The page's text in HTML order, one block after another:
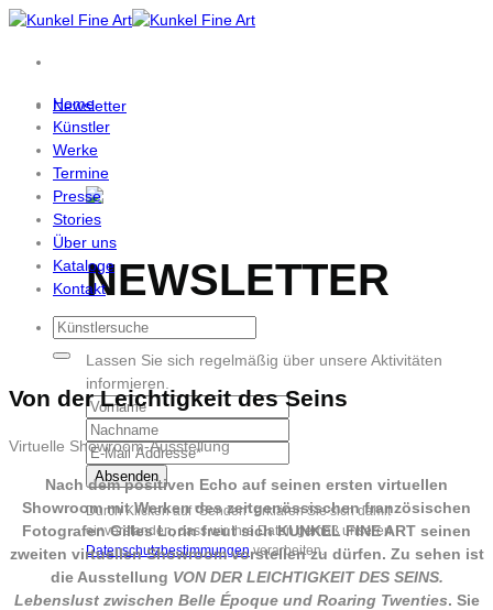
Zum
springen
Newsletter
NEWSLETTER
Lassen Sie sich regelmäßig über unsere Aktivitäten
informieren.
Durch Klicken auf "Senden" erklären Sie sich damit
einverstanden, dass wir Ihre Daten gemäß unseren
Datenschutzbestimmungenverarbeiten.
Home
Künstler
Werke
Termine
Presse
Stories
Über uns
Kataloge
Kontakt
Von der Leichtigkeit des Seins
Virtuelle Showroom-Ausstellung
Nach dem positiven Echo auf seinen ersten virtuellen
Showroom mit Werken des zeitgenössischen französischen
Fotografen Gilles Lorin freut sich KUNKEL FINE ART seinen
zweiten virtuellen Showroom vorstellen zu dürfen. Zu sehen ist
die Ausstellung VON DER LEICHTIGKEIT DES SEINS.
Lebenslust zwischen Belle Époque und Roaring Twenties. Sie